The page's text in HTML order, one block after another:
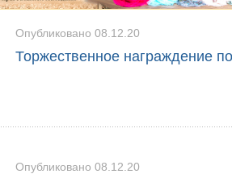
Опубликовано 08.12.20
Торжественное награждение
Опубликовано 08.12.20